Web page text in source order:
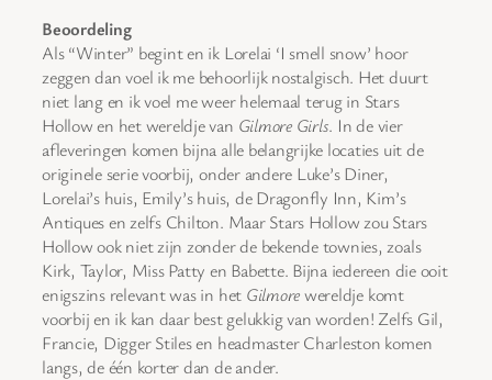
Beoordeling
Als “Winter” begint en ik Lorelai ‘I smell snow’ hoor
zeggen dan voel ik me behoorlijk nostalgisch. Het duurt
niet lang en ik voel me weer helemaal terug in Stars
Hollow en het wereldje van Gilmore Girls. In de vier
afleveringen komen bijna alle belangrijke locaties uit de
originele serie voorbij, onder andere Luke’s Diner,
Lorelai’s huis, Emily’s huis, de Dragonfly Inn, Kim’s
Antiques en zelfs Chilton. Maar Stars Hollow zou Stars
Hollow ook niet zijn zonder de bekende townies, zoals
Kirk, Taylor, Miss Patty en Babette. Bijna iedereen die ooit
enigszins relevant was in het Gilmorewereldje komt
voorbij en ik kan daar best gelukkig van worden! Zelfs Gil,
Francie, Digger Stiles en headmaster Charleston komen
langs, de één korter dan de ander.